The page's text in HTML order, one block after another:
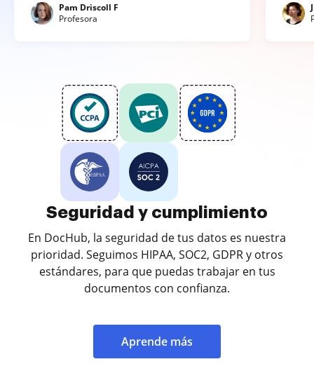
Pam Driscoll F
Profesora
Seguridad y cumplimiento
En DocHub, la seguridad de tus datos es nuestra
prioridad. Seguimos HIPAA, SOC2, GDPR y otros
estándares, para que puedas trabajar en tus
documentos con confianza.
Aprende más